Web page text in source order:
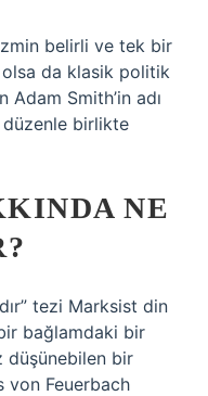
belirli ve tek bir
da klasik politik
Smith’in adı
birlikte
NE
tezi Marksist din
bağlamdaki bir
düşünebilen bir
von Feuerbach